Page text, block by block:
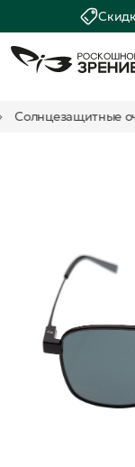
Солнцезащитные